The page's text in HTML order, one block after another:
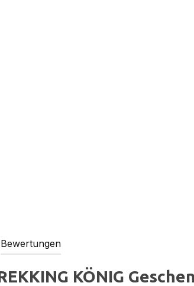
Bewertungen
KÖNIG